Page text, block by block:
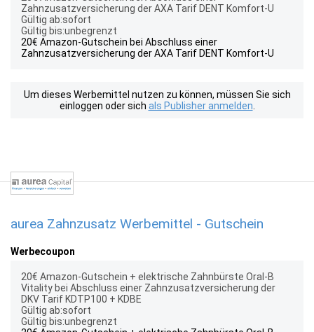
Zahnzusatzversicherung der AXA Tarif DENT Komfort-U
Gültig ab:sofort
Gültig bis:unbegrenzt
20€ Amazon-Gutschein bei Abschluss einer
Zahnzusatzversicherung der AXA Tarif DENT Komfort-U
Um dieses Werbemittel nutzen zu können, müssen Sie sich
einloggen oder sich als Publisher anmelden
aurea Zahnzusatz Werbemittel - Gutschein
Werbecoupon
20€ Amazon-Gutschein + elektrische Zahnbürste Oral-B
Vitality bei Abschluss einer Zahnzusatzversicherung der
DKV Tarif KDTP100 + KDBE
Gültig ab:sofort
Gültig bis:unbegrenzt